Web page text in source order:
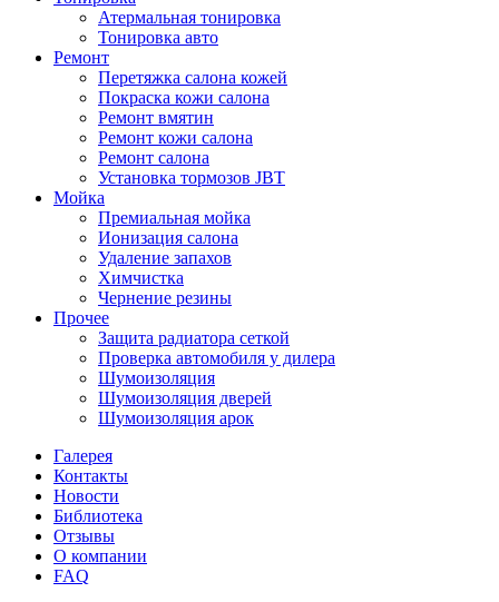
Атермальная тонировка
Тонировка авто
Ремонт
Перетяжка салона кожей
Покраска кожи салона
Ремонт вмятин
Ремонт кожи салона
Ремонт салона
Установка тормозов JBT
Мойка
Премиальная мойка
Ионизация салона
Удаление запахов
Химчистка
Чернение резины
Прочее
Защита радиатора сеткой
Проверка автомобиля у дилера
Шумоизоляция
Шумоизоляция дверей
Шумоизоляция арок
Галерея
Контакты
Новости
Библиотека
Отзывы
О компании
FAQ